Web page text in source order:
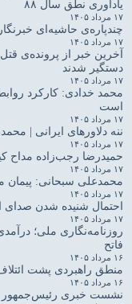
یادآوری نطق سال ۸۸
۱۷ مرداد ۱۴۰۵
چندپاره‌ی حاشیه‌ای
۱۷ مرداد ۱۴۰۵
دستگیر شدند
۱۷ مرداد ۱۴۰۵
محمد خدادی: کارکرد
است
۱۷ مرداد ۱۴۰۵
ننه دلاورهای ایرانی |
۱۷ مرداد ۱۴۰۵
حمیدرضا رجب‌زاده مداح
۱۷ مرداد ۱۴۰۵
محمدعلی سبحانی: پیمان
۱۷ مرداد ۱۴۰۵
احتمال شنیده شدن صدای
۱۷ مرداد ۱۴۰۵
روزنامه‌نگاری ملی؛
فاتح
۱۶ مرداد ۱۴۰۵
منطق راهبردی پشت
۱۶ مرداد ۱۴۰۵
نشست خبری رئیس‌جمهور